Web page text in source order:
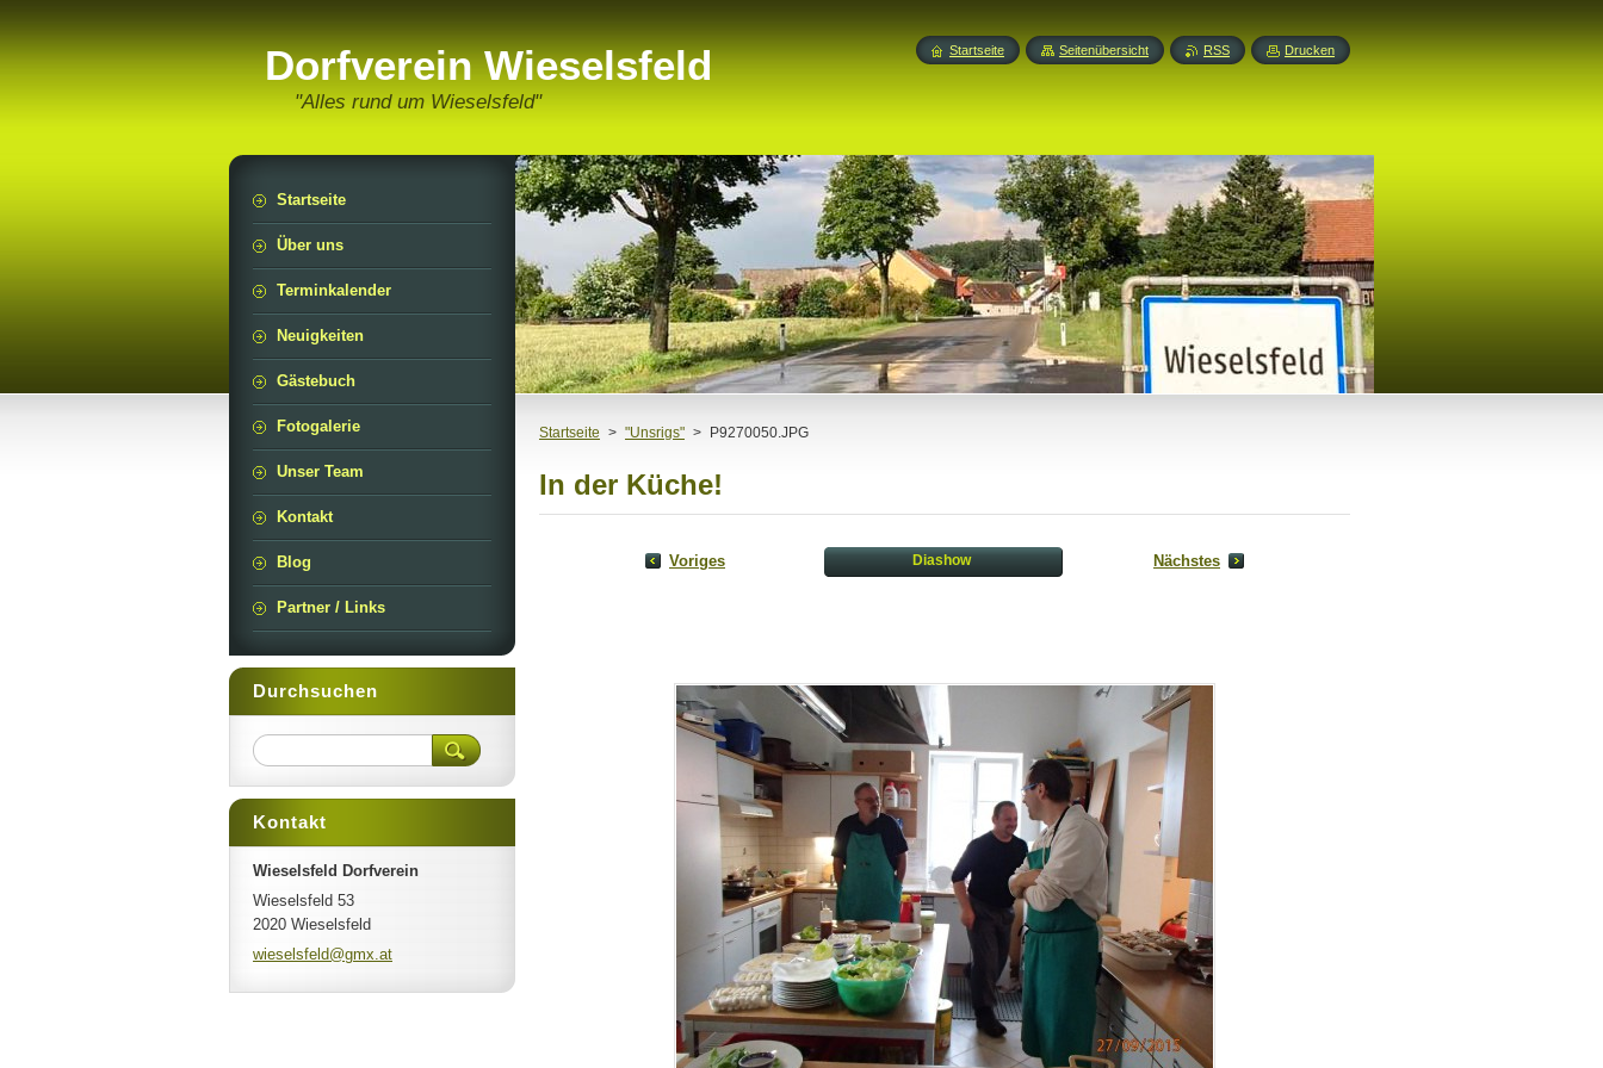
Dorfverein Wieselsfeld
"Alles rund um Wieselsfeld"
Startseite > "Unsrigs" > P9270050.JPG
In der Küche!
Voriges Diashow Nächstes
Startseite
Über uns
Terminkalender
Neuigkeiten
Gästebuch
Fotogalerie
Unser Team
Kontakt
Blog
Partner / Links
Durchsuchen
Kontakt
Wieselsfeld Dorfverein
Wieselsfeld 53
2020 Wieselsfeld
wieselsfeld@gmx.at
Startseite Seitenübersicht RSS Drucken